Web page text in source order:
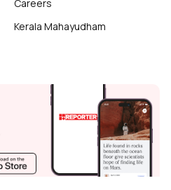
Careers
Kerala Mahayudham